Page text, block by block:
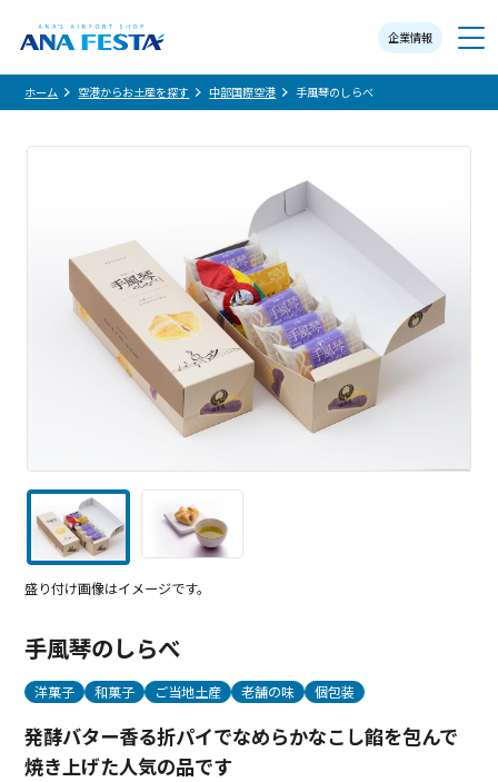
企業情報
メニュー
ホーム 空港からお土産を探す 中部国際空港 手風琴のしらべ
盛り付け画像はイメージです。
手風琴のしらべ
洋菓子 和菓子 ご当地土産 老舗の味 個包装
発酵バター香る折パイでなめらかなこし餡を包んで
焼き上げた人気の品です